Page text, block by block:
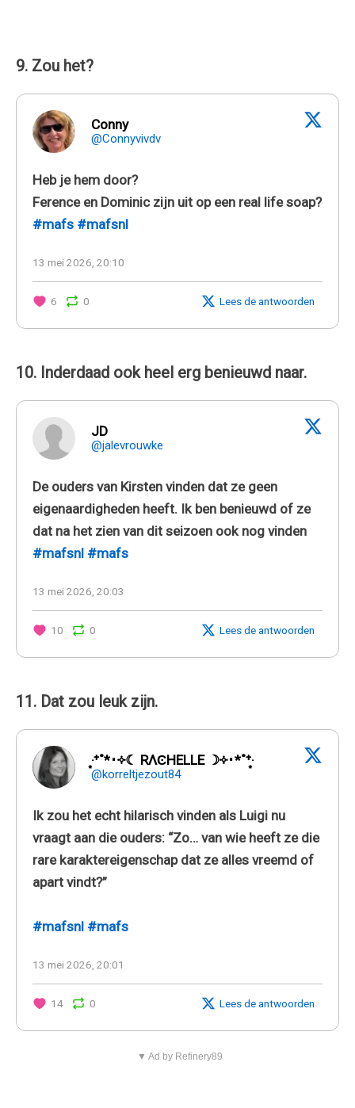
9. Zou het?
Conny
@Connyvivdv
Heb je hem door?
Ference en Dominic zijn uit op een real life soap?
#mafs #mafsnl
13 mei 2026, 20:10
6 0 Lees de antwoorden
10. Inderdaad ook heel erg benieuwd naar.
JD
@jalevrouwke
De ouders van Kirsten vinden dat ze geen
eigenaardigheden heeft. Ik ben benieuwd of ze
dat na het zien van dit seizoen ook nog vinden
#mafsnl #mafs
13 mei 2026, 20:03
10 0 Lees de antwoorden
11. Dat zou leuk zijn.
‧͙⁺˚*･༓☾ RΛϾHELLE ☽༓･*˚⁺‧͙
@korreltjezout84
Ik zou het echt hilarisch vinden als Luigi nu
vraagt aan die ouders: “Zo… van wie heeft ze die
rare karaktereigenschap dat ze alles vreemd of
apart vindt?”
#mafsnl #mafs
13 mei 2026, 20:01
14 0 Lees de antwoorden
▼ Ad by Refinery89